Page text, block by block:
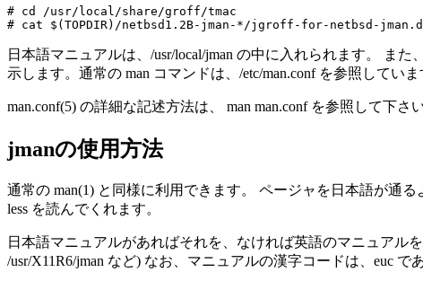
# cd /usr/local/share/groff/tmac
日本語マニュアルは、/usr/local/jman の中に入れられます。 ま
示します。通常の man コマンドは、/etc/man.conf を参照していま
man.conf(5) の詳細な記述方法は、 man man.conf を参照して下さい
jmanの使用方法
通常の man(1) と同様に利用できます。 ページャを日本語が通
less を読んでくれます。
日本語マニュアルがあればそれを、なければ英語のマニュアル
/usr/X11R6/jman など) なお、マニュアルの漢字コードは、euc で